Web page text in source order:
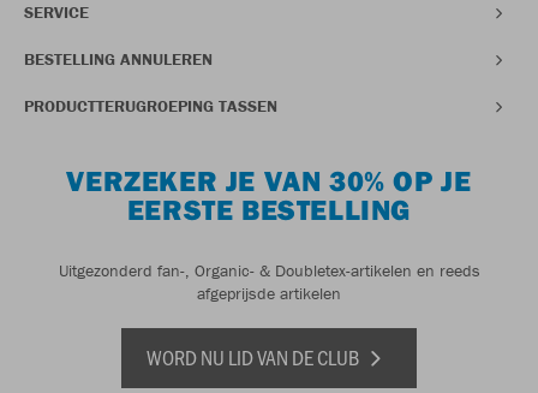
SERVICE
BESTELLING ANNULEREN
PRODUCTTERUGROEPING TASSEN
VERZEKER JE VAN 30% OP JE
EERSTE BESTELLING
Uitgezonderd fan-, Organic- & Doubletex-artikelen en reeds
afgeprijsde artikelen
WORD NU LID VAN DE CLUB